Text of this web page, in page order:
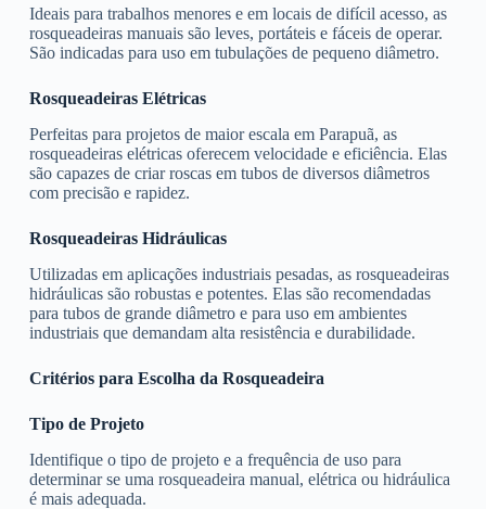
Ideais para trabalhos menores e em locais de difícil acesso, as
rosqueadeiras manuais são leves, portáteis e fáceis de operar.
São indicadas para uso em tubulações de pequeno diâmetro.
Rosqueadeiras Elétricas
Perfeitas para projetos de maior escala em Parapuã, as
rosqueadeiras elétricas oferecem velocidade e eficiência. Elas
são capazes de criar roscas em tubos de diversos diâmetros
com precisão e rapidez.
Rosqueadeiras Hidráulicas
Utilizadas em aplicações industriais pesadas, as rosqueadeiras
hidráulicas são robustas e potentes. Elas são recomendadas
para tubos de grande diâmetro e para uso em ambientes
industriais que demandam alta resistência e durabilidade.
Critérios para Escolha da Rosqueadeira
Tipo de Projeto
Identifique o tipo de projeto e a frequência de uso para
determinar se uma rosqueadeira manual, elétrica ou hidráulica
é mais adequada.